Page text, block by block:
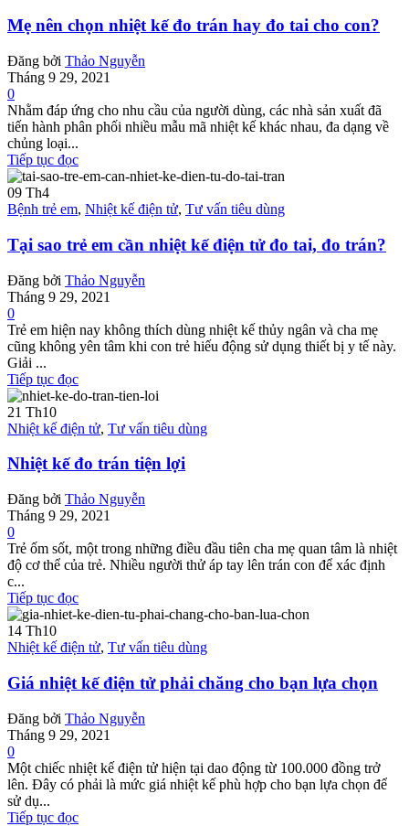
Mẹ nên chọn nhiệt kế đo trán hay đo tai cho con?
Đăng bởi Thảo Nguyễn
Tháng 9 29, 2021
0
Nhằm đáp ứng cho nhu cầu của người dùng, các nhà sản xuất đã
tiến hành phân phối nhiều mẫu mã nhiệt kế khác nhau, đa dạng về
chủng loại...
Tiếp tục đọc
09 Th4
Bệnh trẻ em, Nhiệt kế điện tử, Tư vấn tiêu dùng
Tại sao trẻ em cần nhiệt kế điện tử đo tai, đo trán?
Đăng bởi Thảo Nguyễn
Tháng 9 29, 2021
0
Trẻ em hiện nay không thích dùng nhiệt kế thủy ngân và cha mẹ
cũng không yên tâm khi con trẻ hiếu động sử dụng thiết bị y tế này.
Giải ...
Tiếp tục đọc
21 Th10
Nhiệt kế điện tử, Tư vấn tiêu dùng
Nhiệt kế đo trán tiện lợi
Đăng bởi Thảo Nguyễn
Tháng 9 29, 2021
0
Trẻ ốm sốt, một trong những điều đầu tiên cha mẹ quan tâm là nhiệt
độ cơ thể của trẻ. Nhiều người thử áp tay lên trán con để xác định
c...
Tiếp tục đọc
14 Th10
Nhiệt kế điện tử, Tư vấn tiêu dùng
Giá nhiệt kế điện tử phải chăng cho bạn lựa chọn
Đăng bởi Thảo Nguyễn
Tháng 9 29, 2021
0
Một chiếc nhiệt kế điện tử hiện tại dao động từ 100.000 đồng trở
lên. Đây có phải là mức giá nhiệt kế phù hợp cho bạn lựa chọn để
sử dụ...
Tiếp tục đọc